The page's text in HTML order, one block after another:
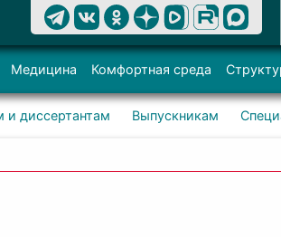
Медицина Комфортная среда
и диссертантам Выпускникам